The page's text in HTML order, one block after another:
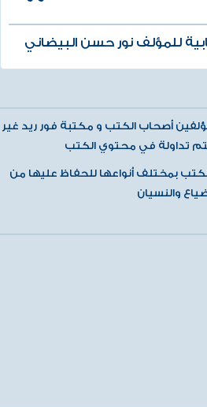
للمؤلف نور حسن البيضاني
أصحاب الكتب و مكتبة فور ريد غير
تداولة في محتوي الكتب
بمختلف أنواعها للحفاظ عليها من
والنسيان